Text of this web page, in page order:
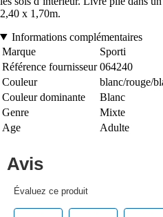
2,40 x 1,70m.
Informations complémentaires
Marque
Sporti
Référence fournisseur 064240
Couleur
blanc/rouge/
Couleur dominante
Blanc
Genre
Mixte
Age
Adulte